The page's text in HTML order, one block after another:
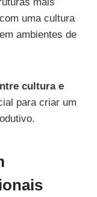
uma cultura
ambientes de
cultura e
para criar um